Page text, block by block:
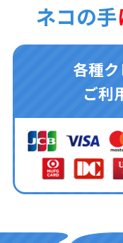
ネコの手
各種
ご利